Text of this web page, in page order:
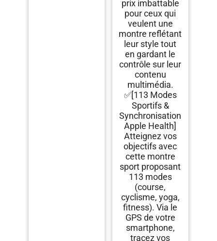
prix imbattable
pour ceux qui
veulent une
montre reflétant
leur style tout
en gardant le
contrôle sur leur
contenu
multimédia.
✅[113 Modes
Sportifs &
Synchronisation
Apple Health]
Atteignez vos
objectifs avec
cette montre
sport proposant
113 modes
(course,
cyclisme, yoga,
fitness). Via le
GPS de votre
smartphone,
tracez vos